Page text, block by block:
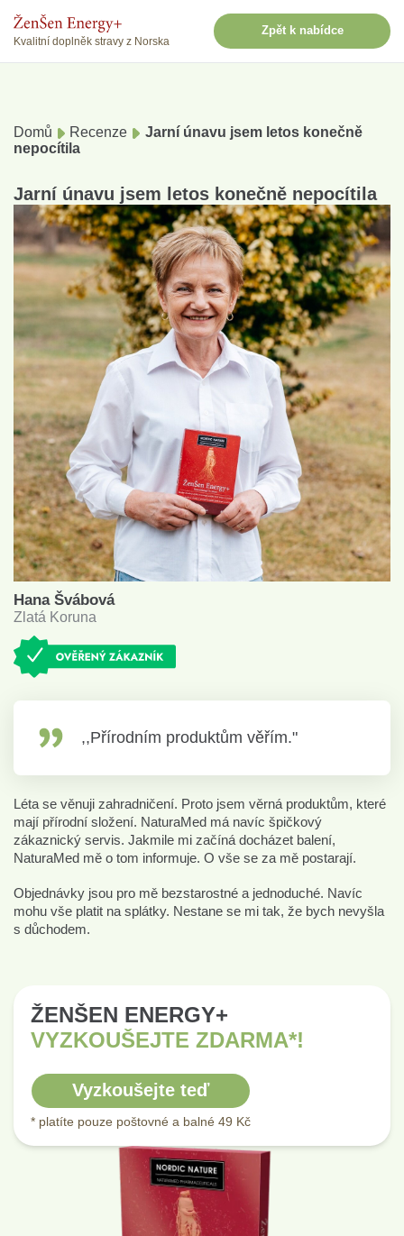
Kvalitní doplněk stravy z Norska
Zpět k nabídce
Domů Recenze
Jarní únavu jsem letos konečně
nepocítila
Jarní únavu jsem letos konečně nepocítila
Hana Švábová
Zlatá Koruna
,,Přírodním produktům věřím."
Léta se věnuji zahradničení. Proto jsem věrná produktům, které
mají přírodní složení. NaturaMed má navíc špičkový
zákaznický servis. Jakmile mi začíná docházet balení,
NaturaMed mě o tom informuje. O vše se za mě postarají.
Objednávky jsou pro mě bezstarostné a jednoduché. Navíc
mohu vše platit na splátky. Nestane se mi tak, že bych nevyšla
s důchodem.
ŽENŠEN ENERGY+
VYZKOUŠEJTE ZDARMA*!
Vyzkoušejte teď
* platíte pouze poštovné a balné 49 Kč